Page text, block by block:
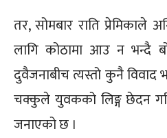
तर, सोमबार राति प्रेमिकाले
लागि कोठामा आउ न भन्दै
दुवैजनाबीच त्यस्तो कुनै
चक्कुले युवकको लिङ्ग छेदन
जनाएको छ ।